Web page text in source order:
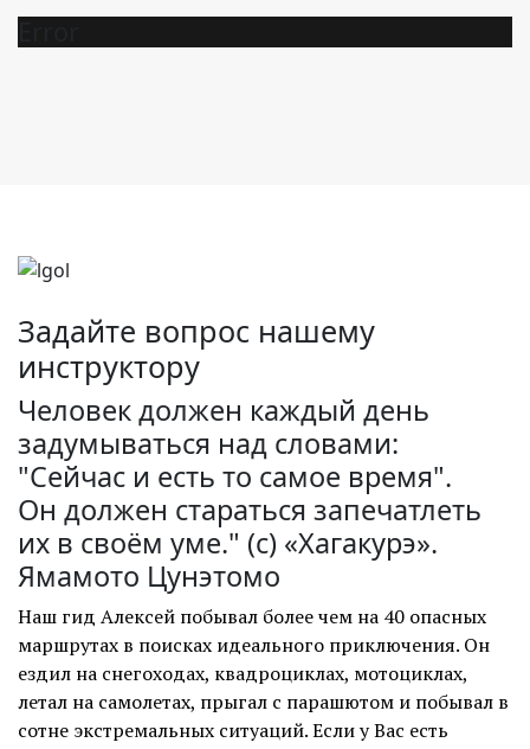
Задайте вопрос нашему
инструктору
Человек должен каждый день
задумываться над словами:
"Сейчас и есть то самое время".
Он должен стараться запечатлеть
их в своём уме." (с) «Хагакурэ».
Ямамото Цунэтомо
Наш гид Алексей побывал более чем на 40 опасных
маршрутах в поисках идеального приключения. Он
ездил на снегоходах, квадроциклах, мотоциклах,
летал на самолетах, прыгал с парашютом и побывал в
сотне экстремальных ситуаций. Если у Вас есть